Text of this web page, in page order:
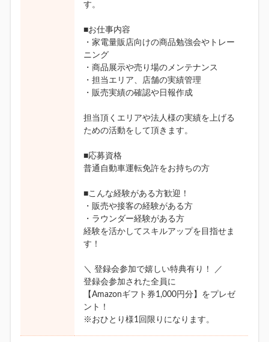
す。
■お仕事内容
・家電量販店向けの商品勉強会やトレー
ニング
・商品展示や売り場のメンテナンス
・担当エリア、店舗の実績管理
・販売実績の確認や日報作成
担当頂くエリアや法人様の実績を上げる
ための活動をして頂きます。
■応募資格
普通自動車運転免許をお持ちの方
■こんな経験がある方歓迎！
・販売や接客の経験がある方
・ラウンダー経験がある方
経験を活かしてスキルアップを目指せま
す！
＼ 登録会参加で嬉しい特典有り！ ／
登録会参加された全員に
【Amazonギフト券1,000円分】をプレゼ
ント！
※おひとり様1回限りになります。